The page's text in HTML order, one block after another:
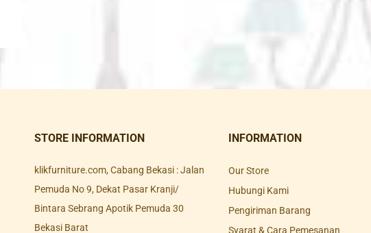
STORE INFORMATION
klikfurniture.com, Cabang Bekasi : Jalan
Pemuda No 9, Dekat Pasar Kranji/
Bintara Sebrang Apotik Pemuda 30
Bekasi Barat
INFORMATION
Our Store
Hubungi Kami
Pengiriman Barang
Syarat & Cara Pemesanan